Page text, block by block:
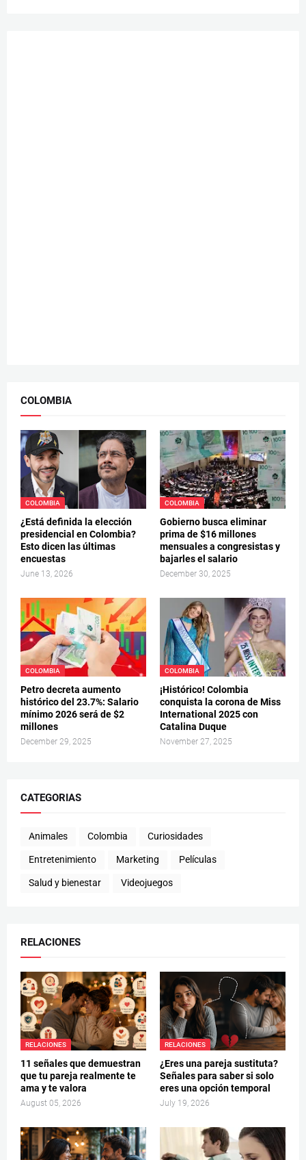
COLOMBIA
COLOMBIA
¿Está definida la elección
presidencial en Colombia?
Esto dicen las últimas
encuestas
June 13, 2026
COLOMBIA
Gobierno busca eliminar
prima de $16 millones
mensuales a congresistas y
bajarles el salario
December 30, 2025
COLOMBIA
Petro decreta aumento
histórico del 23.7%: Salario
mínimo 2026 será de $2
millones
December 29, 2025
COLOMBIA
¡Histórico! Colombia
conquista la corona de Miss
International 2025 con
Catalina Duque
November 27, 2025
CATEGORIAS
Animales Colombia Curiosidades
Entretenimiento Marketing Películas
Salud y bienestar Videojuegos
RELACIONES
RELACIONES
11 señales que demuestran
que tu pareja realmente te
ama y te valora
August 05, 2026
RELACIONES
¿Eres una pareja sustituta?
Señales para saber si solo
eres una opción temporal
July 19, 2026